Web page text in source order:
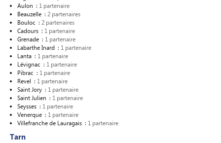
Aulon : 1 partenaire
Beauzelle : 2 partenaires
Bouloc : 2 partenaires
Cadours : 1 partenaire
Grenade : 1 partenaire
Labarthe Inard : 1 partenaire
Lanta : 1 partenaire
Lévignac : 1 partenaire
Pibrac : 1 partenaire
Revel : 1 partenaire
Saint Jory : 1 partenaire
Saint Julien : 1 partenaire
Seysses : 1 partenaire
Venerque : 1 partenaire
Villefranche de Lauragais : 1 partenaire
Tarn